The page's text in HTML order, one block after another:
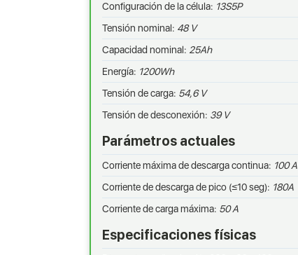
Configuración de la célula: 13S5P
Tensión nominal: 48 V
Capacidad nominal: 25Ah
Energía: 1200Wh
Tensión de carga: 54,6 V
Tensión de desconexión: 39 V
Parámetros actuales
Corriente máxima de descarga continua: 100 A
Corriente de descarga de pico (≤10 seg): 180A
Corriente de carga máxima: 50 A
Especificaciones físicas